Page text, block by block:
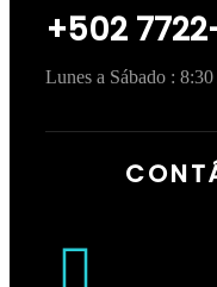
+502
Lunes a Sábado :